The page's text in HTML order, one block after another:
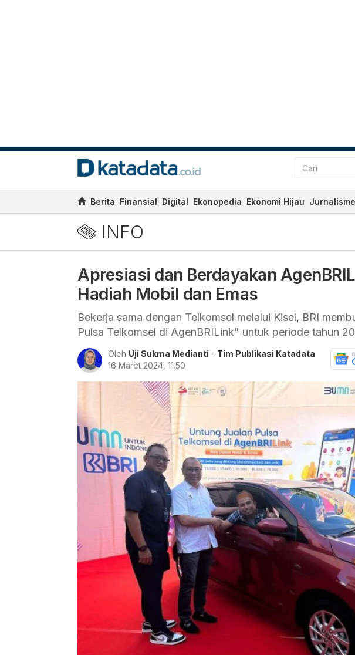
Berita Finansial Digital Ekonopedia Ekonomi Hijau
INFO
Apresiasi dan Berdayakan
Hadiah Mobil dan Emas
Bekerja sama dengan Telkomsel melalui Kisel, BRI
Pulsa Telkomsel di AgenBRILink" untuk periode tahun
Oleh Uji Sukma Medianti - Tim Publikasi Katadata
16 Maret 2024, 11:50